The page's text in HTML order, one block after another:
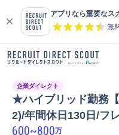
アプリなら重要なス
無
企業ダイレクト
★ハイブリッド勤務
2)/年間休日130日/フ
600~800万